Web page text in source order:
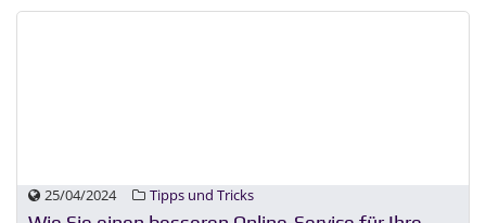
25/04/2024 Tipps und Tricks